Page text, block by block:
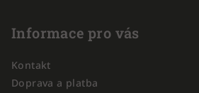
Informace pro vás
Kontakt
Doprava a platba